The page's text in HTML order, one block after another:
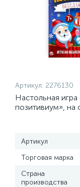
Артикул: 2276130
Настольная
позитивиум», на
Артикул
Торговая марка
Страна
производства